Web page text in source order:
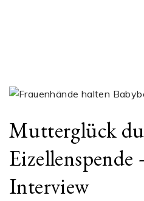
Mutterglück
Eizellenspende
Interview